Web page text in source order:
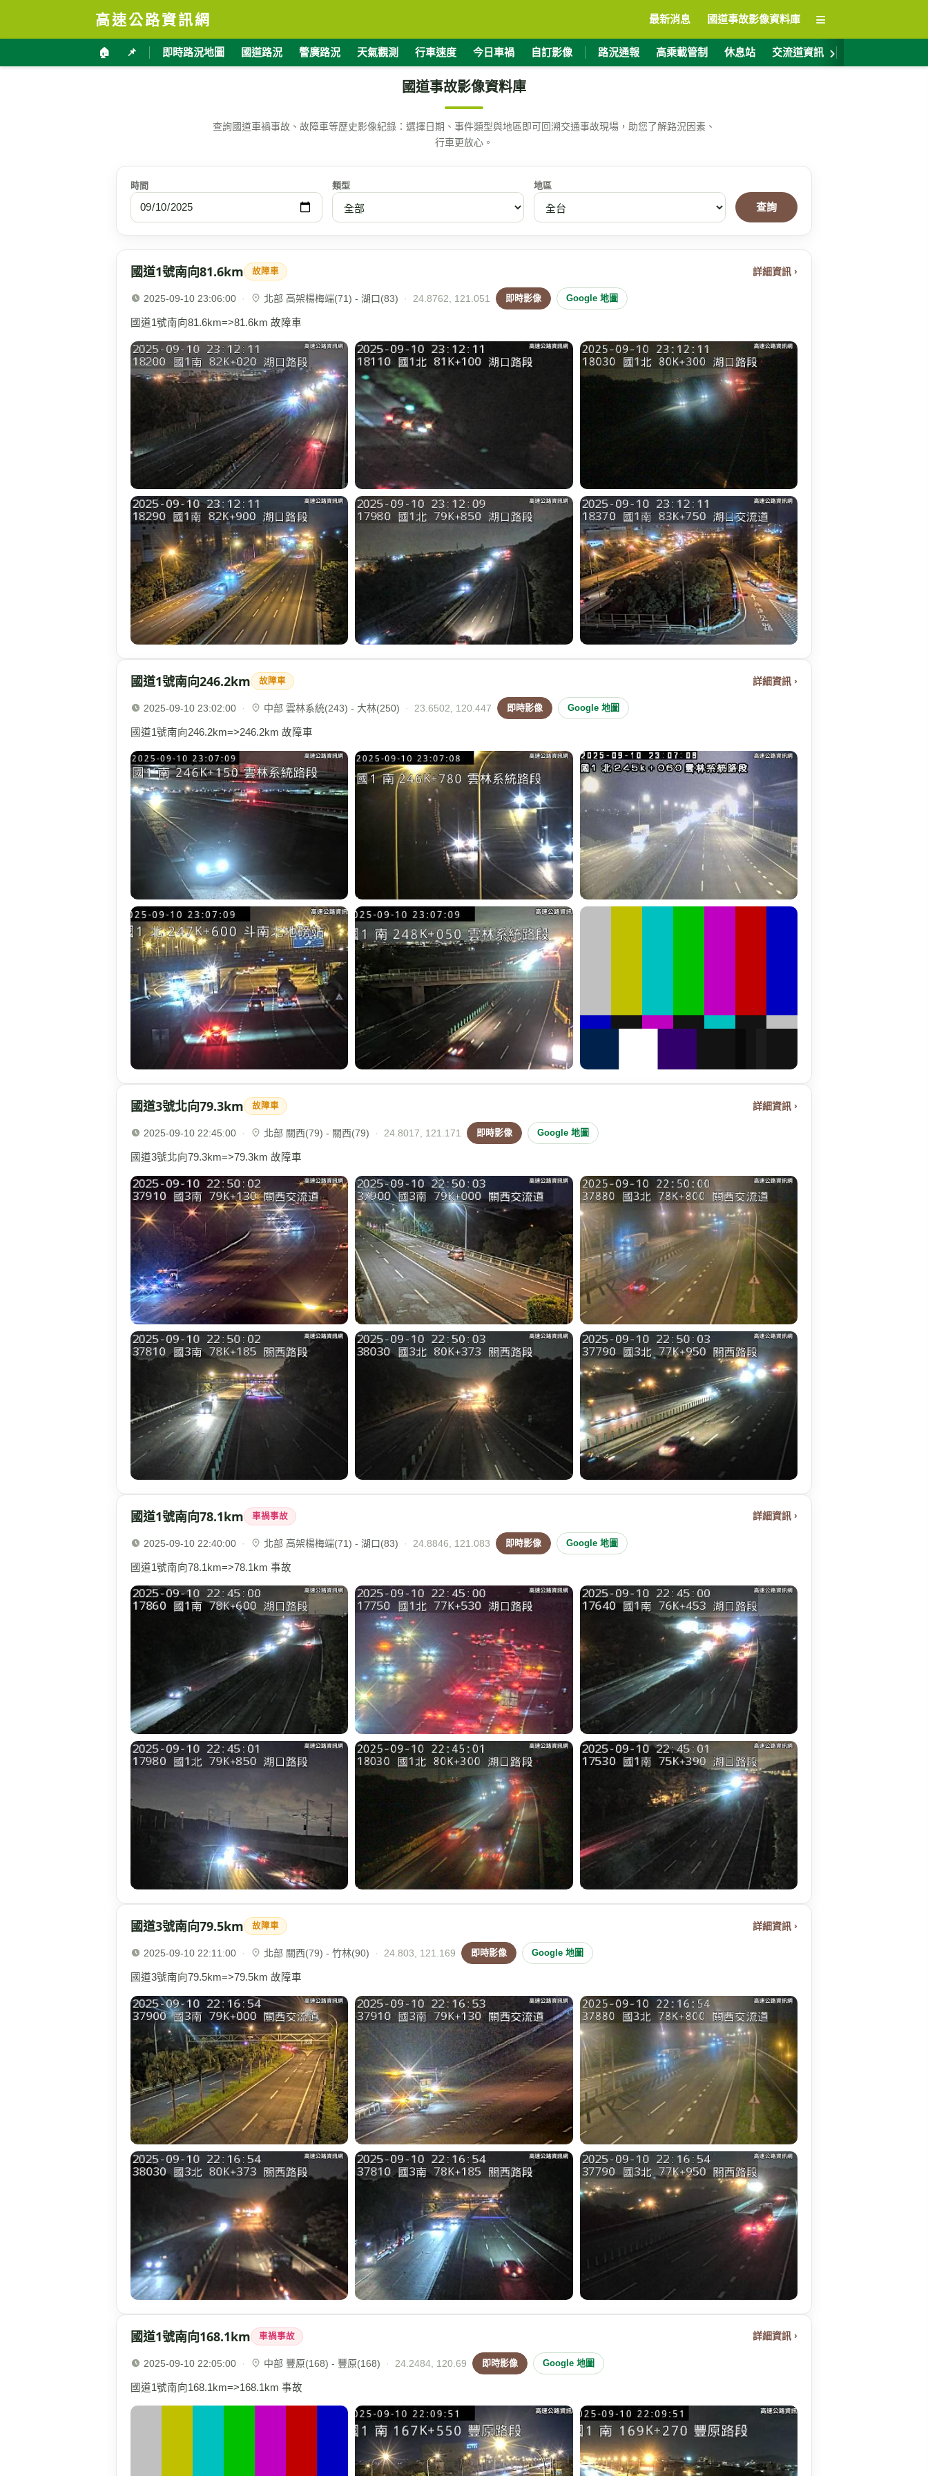
高速公路資訊網 最新消息 國道事故影像資料庫 ≡
🏠 📌 即時路況地圖 國道路況 警廣路況 天氣觀測 行車速度 今日車禍 自訂影像 路況通報 高乘載管制 休息站 交流道資訊 ›
國道事故影像資料庫
查詢國道車禍事故、故障車等歷史影像紀錄：選擇日期、事件類型與地區即可回溯交通事故現場，助您了解路況因素、
行車更放心。
時間 類型 地區
查詢
國道1號南向81.6km 故障車 詳細資訊 ›
2025-09-10 23:06:00 · 北部 高架楊梅端(71) - 湖口(83) · 24.8762, 121.051 即時影像 Google 地圖
國道1號南向81.6km=>81.6km 故障車
國道1號南向246.2km 故障車 詳細資訊 ›
2025-09-10 23:02:00 · 中部 雲林系統(243) - 大林(250) · 23.6502, 120.447 即時影像 Google 地圖
國道1號南向246.2km=>246.2km 故障車
國道3號北向79.3km 故障車 詳細資訊 ›
2025-09-10 22:45:00 · 北部 關西(79) - 關西(79) · 24.8017, 121.171 即時影像 Google 地圖
國道3號北向79.3km=>79.3km 故障車
國道1號南向78.1km 車禍事故 詳細資訊 ›
2025-09-10 22:40:00 · 北部 高架楊梅端(71) - 湖口(83) · 24.8846, 121.083 即時影像 Google 地圖
國道1號南向78.1km=>78.1km 事故
國道3號南向79.5km 故障車 詳細資訊 ›
2025-09-10 22:11:00 · 北部 關西(79) - 竹林(90) · 24.803, 121.169 即時影像 Google 地圖
國道3號南向79.5km=>79.5km 故障車
國道1號南向168.1km 車禍事故 詳細資訊 ›
2025-09-10 22:05:00 · 中部 豐原(168) - 豐原(168) · 24.2484, 120.69 即時影像 Google 地圖
國道1號南向168.1km=>168.1km 事故